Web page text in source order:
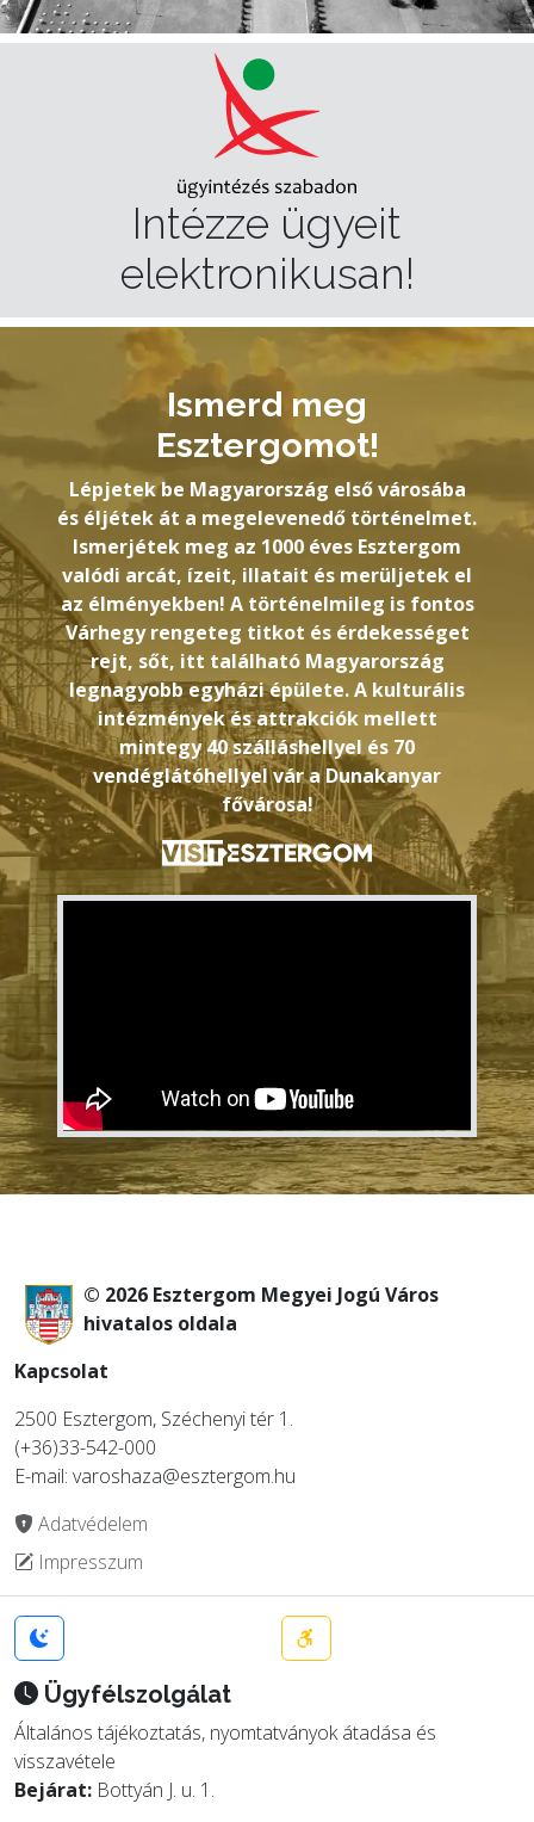
Intézze ügyeit
elektronikusan!
Ismerd meg
Esztergomot!
Lépjetek be Magyarország első városába
és éljétek át a megelevenedő történelmet.
Ismerjétek meg az 1000 éves Esztergom
valódi arcát, ízeit, illatait és merüljetek el
az élményekben! A történelmileg is fontos
Várhegy rengeteg titkot és érdekességet
rejt, sőt, itt található Magyarország
legnagyobb egyházi épülete. A kulturális
intézmények és attrakciók mellett
mintegy 40 szálláshellyel és 70
vendéglátóhellyel vár a Dunakanyar
fővárosa!
© 2026 Esztergom Megyei Jogú Város
hivatalos oldala
Kapcsolat
2500 Esztergom, Széchenyi tér 1.
(+36)33-542-000
E-mail: varoshaza@esztergom.hu
Adatvédelem
Impresszum
Ügyfélszolgálat
Általános tájékoztatás, nyomtatványok átadása és
visszavétele
Bejárat: Bottyán J. u. 1.